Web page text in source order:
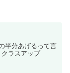
半分あげるって言
ラスアップ